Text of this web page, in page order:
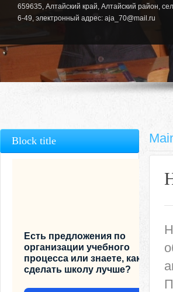
659635, Алтайский край, Алтайский район,
6-49, электронный адрес: aja_70@mail.ru
Block title
Есть предложения по
организации учебного
процесса или знаете, как
сделать школу лучше?